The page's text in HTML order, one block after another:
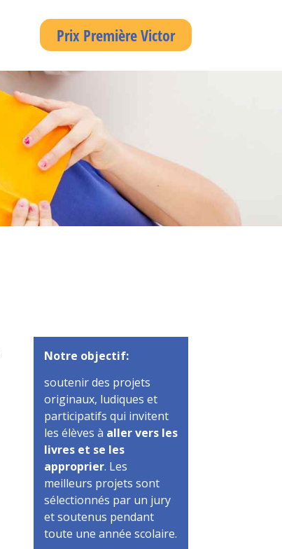
Prix Première Victor
Notre objectif:
soutenir des projets
originaux, ludiques et
participatifs qui invitent
les élèves à aller vers les
livres et se les
approprier. Les
meilleurs projets sont
sélectionnés par un jury
et soutenus pendant
toute une année scolaire.